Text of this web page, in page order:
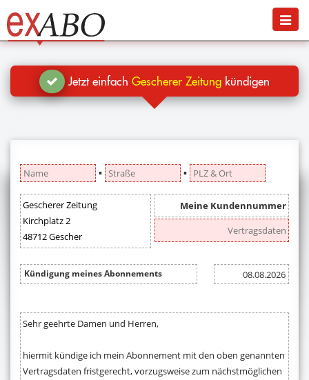
Jetzt kündigen
Blog
Hilfe
Menü
Jetzt einfach Gescherer Zeitung kündigen
▪ ▪